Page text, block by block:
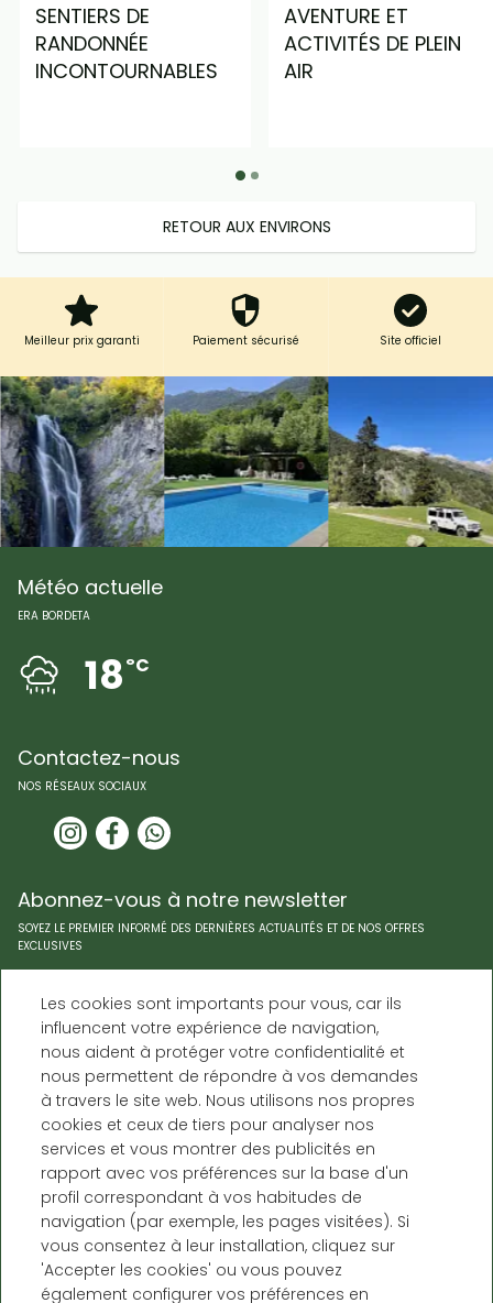
SENTIERS DE
RANDONNÉE
INCONTOURNABLES
AVENTURE ET
ACTIVITÉS DE PLEIN
AIR
RETOUR AUX ENVIRONS
Meilleur prix garanti Paiement sécurisé Site officiel
Météo actuelle
ERA BORDETA
18ºC
Contactez-nous
NOS RÉSEAUX SOCIAUX
Abonnez-vous à notre newsletter
SOYEZ LE PREMIER INFORMÉ DES DERNIÈRES ACTUALITÉS ET DE NOS OFFRES
EXCLUSIVES
Càmping Forcanada
Crta. N-230 a Francia, km 174,5 -
Les cookies sont importants pour vous, car ils
influencent votre expérience de navigation,
nous aident à protéger votre confidentialité et
nous permettent de répondre à vos demandes
à travers le site web. Nous utilisons nos propres
cookies et ceux de tiers pour analyser nos
services et vous montrer des publicités en
rapport avec vos préférences sur la base d'un
profil correspondant à vos habitudes de
navigation (par exemple, les pages visitées). Si
vous consentez à leur installation, cliquez sur
'Accepter les cookies' ou vous pouvez
également configurer vos préférences en